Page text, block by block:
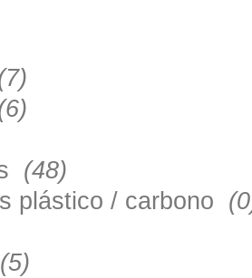
(48)
plástico / carbono
(5)